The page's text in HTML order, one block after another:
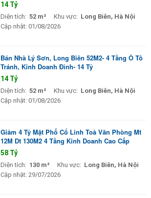
14 Tỷ
Diện tích: 52 m² Khu vực: Long Biên, Hà Nội
Cập nhật: 01/08/2026
Bán Nhà Lý Sơn, Long Biên 52M2- 4 Tầng Ô Tô
Tránh, Kinh Doanh Đỉnh- 14 Tỷ
14 Tỷ
Diện tích: 52 m² Khu vực: Long Biên, Hà Nội
Cập nhật: 01/08/2026
Giảm 4 Tỷ Mặt Phố Cổ Linh Toà Văn Phòng Mt
12M Dt 130M2 4 Tầng Kinh Doanh Cao Cấp
58 Tỷ
Diện tích: 130 m² Khu vực: Long Biên, Hà Nội
Cập nhật: 29/07/2026